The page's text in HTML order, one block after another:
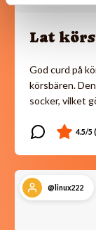
Lat
God curd på
körsbären.
socker, vilket
@linux222